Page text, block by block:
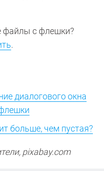
файлы с флешки?
.
диалогового окна
больше, чем пустая?
pixabay.com